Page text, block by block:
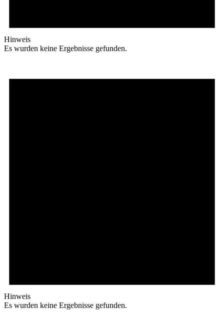
Hinweis
Es wurden keine Ergebnisse gefunden.
Hinweis
Es wurden keine Ergebnisse gefunden.